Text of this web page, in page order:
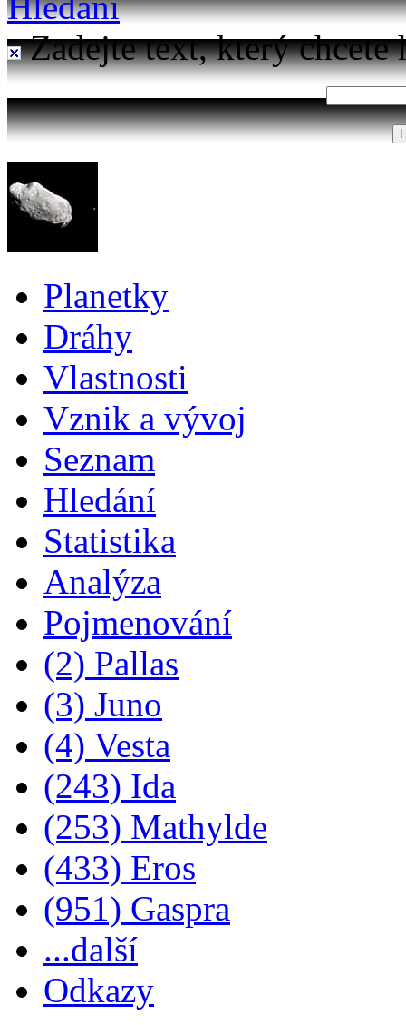
Zadejte text, který chcete
Planetky
Dráhy
Vlastnosti
Vznik a vývoj
Seznam
Hledání
Statistika
Analýza
Pojmenování
(2) Pallas
(3) Juno
(4) Vesta
(243) Ida
(253) Mathylde
(433) Eros
(951) Gaspra
...další
Odkazy